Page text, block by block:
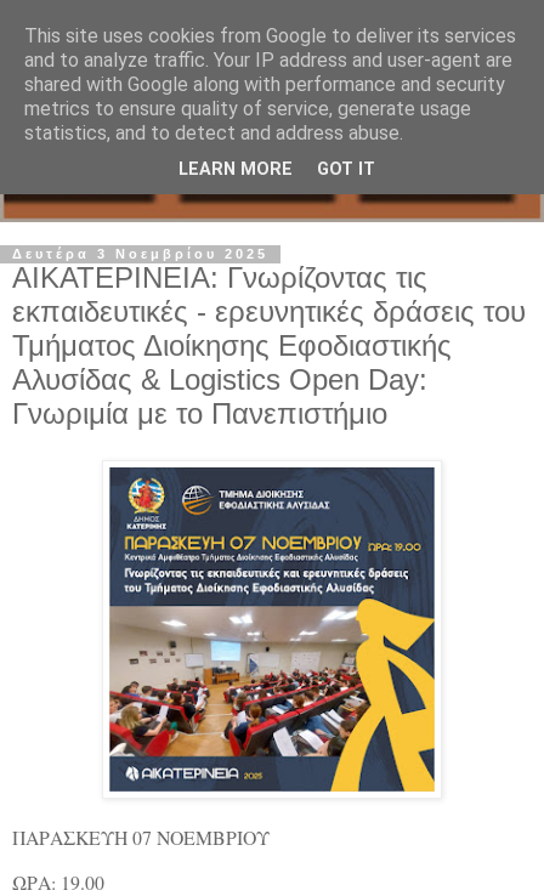
Δευτέρα 3 Νοεμβρίου 2025
ΑΙΚΑΤΕΡΙΝΕΙΑ: Γνωρίζοντας τις
εκπαιδευτικές - ερευνητικές δράσεις του
Τμήματος Διοίκησης Εφοδιαστικής
Αλυσίδας & Logistics Open Day:
Γνωριμία με το Πανεπιστήμιο
ΠΑΡΑΣΚΕΥΗ 07 ΝΟΕΜΒΡΙΟΥ
ΩΡΑ: 19.00
This site uses cookies from Google to deliver its services
and to analyze traffic. Your IP address and user-agent are
shared with Google along with performance and security
metrics to ensure quality of service, generate usage
statistics, and to detect and address abuse.
LEARN MORE GOT IT